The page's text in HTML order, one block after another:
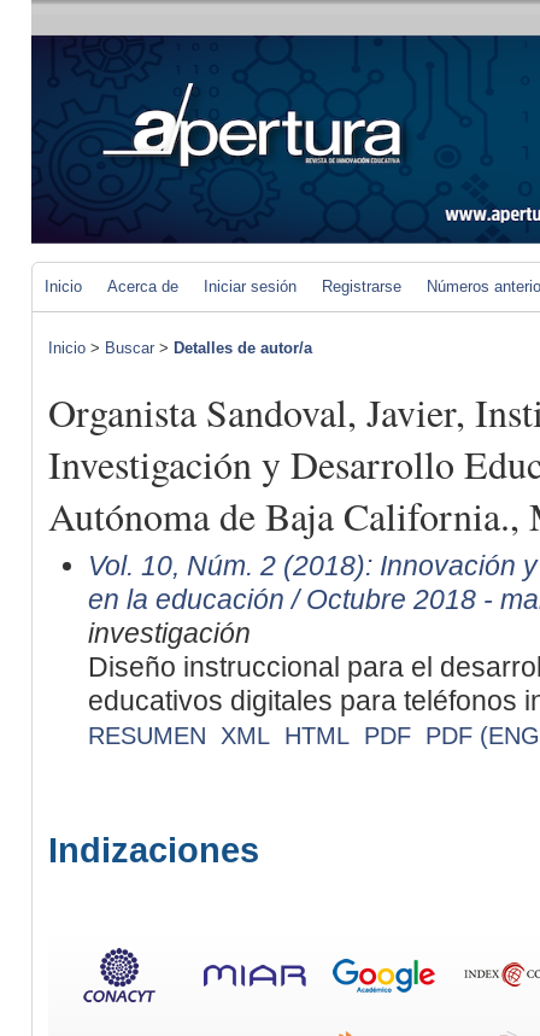
Inicio Acerca de Iniciar sesión Registrarse Números
Inicio > Buscar > Detalles de autor/a
Organista Sandoval, Javier,
Investigación y Desarrollo
Autónoma de Baja California.,
Vol. 10, Núm. 2 (2018): Innovación
en la educación / Octubre 2018 -
investigación
Diseño instruccional para el
educativos digitales para teléfonos
RESUMEN XML HTML PDF PDF
Indizaciones